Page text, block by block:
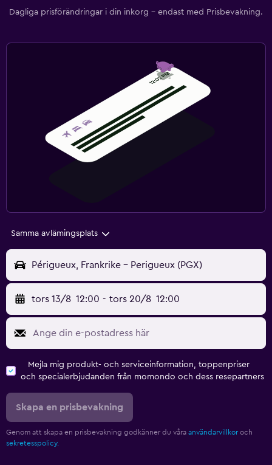
Dagliga prisförändringar i din inkorg – endast med Prisbevakning.
Samma avlämingsplats
Périgueux, Frankrike - Perigueux (PGX)
tors 13/8 12:00 - tors 20/8 12:00
Mejla mig produkt- och serviceinformation, toppenpriser
och specialerbjudanden från momondo och dess resepartners
Skapa en prisbevakning
Genom att skapa en prisbevakning godkänner du våra användarvillkor och
sekretesspolicy.